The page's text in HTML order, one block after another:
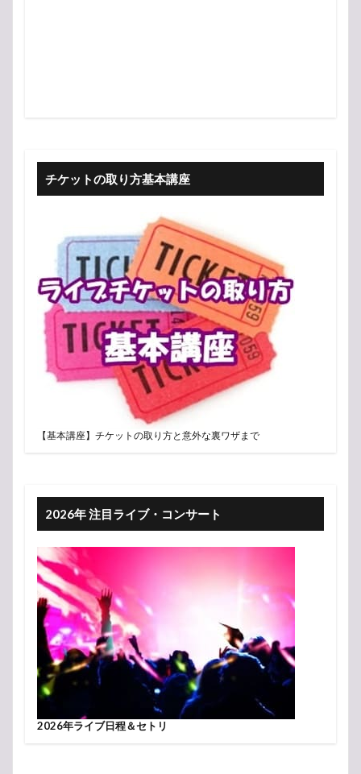
チケットの取り方基本講座
【基本講座】チケットの取り方と意外な裏ワザまで
2026年 注目ライブ・コンサート
2026年ライブ日程＆セトリ